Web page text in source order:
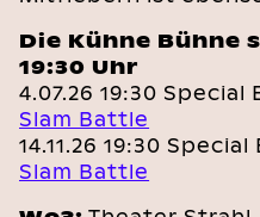
Die Kühne Bühne
19:30 Uhr
4.07.26 19:30 Special
Slam Battle
14.11.26 19:30
Slam Battle